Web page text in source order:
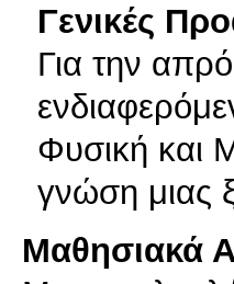
Γενικές
Για την
Φυσική και
γνώση μιας
Μαθησιακά